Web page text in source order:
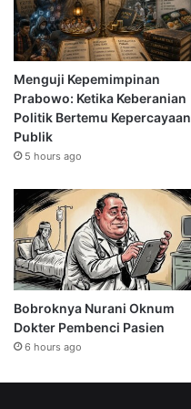
Menguji Kepemimpinan
Prabowo: Ketika Keberanian
Politik Bertemu Kepercayaan
Publik
5 hours ago
Bobroknya Nurani Oknum
Dokter Pembenci Pasien
6 hours ago